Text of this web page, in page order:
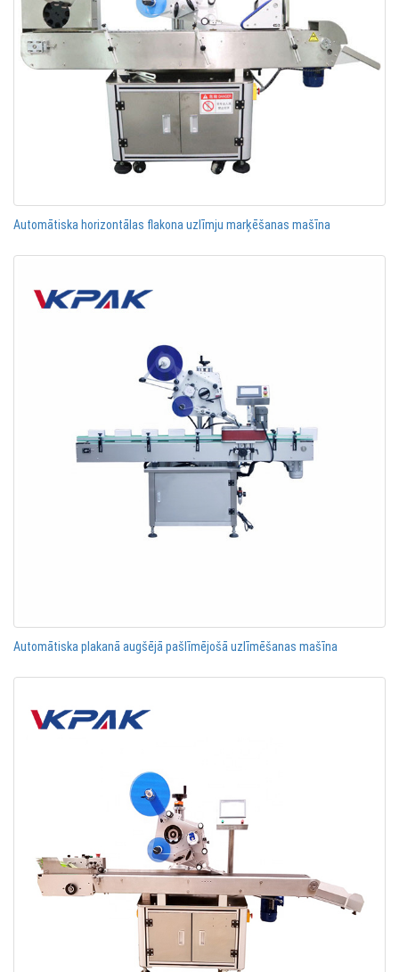
Automātiska horizontālas flakona uzlīmju marķēšanas mašīna
Automātiska plakanā augšējā pašlīmējošā uzlīmēšanas mašīna